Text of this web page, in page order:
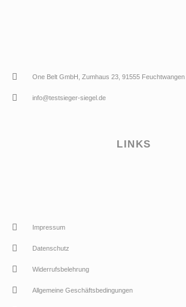
One Belt GmbH, Zumhaus 23, 91555 Feuchtwangen
info@testsieger-siegel.de
LINKS
Impressum
Datenschutz
Widerrufsbelehrung
Allgemeine Geschäftsbedingungen